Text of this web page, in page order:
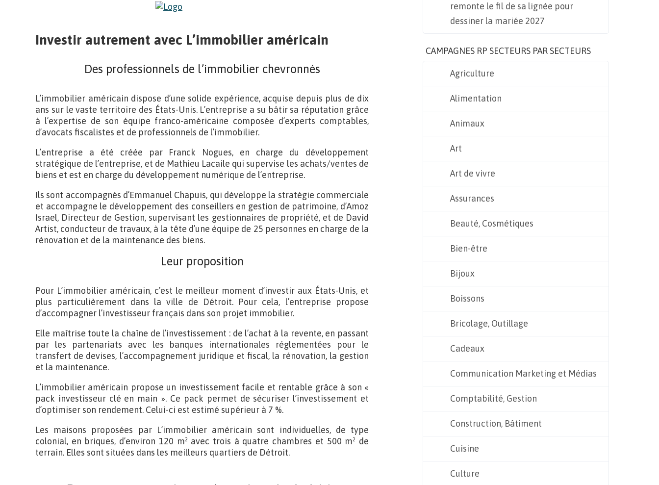
Investir autrement avec L’immobilier américain
Des professionnels de l’immobilier chevronnés
L’immobilier américain dispose d’une solide expérience, acquise depuis plus de dix
ans sur le vaste territoire des États-Unis. L’entreprise a su bâtir sa réputation grâce
à l’expertise de son équipe franco-américaine composée d’experts comptables,
d’avocats fiscalistes et de professionnels de l’immobilier.
L’entreprise a été créée par Franck Nogues, en charge du développement
stratégique de l’entreprise, et de Mathieu Lacaile qui supervise les achats/ventes de
biens et est en charge du développement numérique de l’entreprise.
Ils sont accompagnés d’Emmanuel Chapuis, qui développe la stratégie commerciale
et accompagne le développement des conseillers en gestion de patrimoine, d’Amoz
Israel, Directeur de Gestion, supervisant les gestionnaires de propriété, et de David
Artist, conducteur de travaux, à la tête d’une équipe de 25 personnes en charge de la
rénovation et de la maintenance des biens.
Leur proposition
Pour L’immobilier américain, c’est le meilleur moment d’investir aux États-Unis, et
plus particulièrement dans la ville de Détroit. Pour cela, l’entreprise propose
d’accompagner l’investisseur français dans son projet immobilier.
Elle maîtrise toute la chaîne de l’investissement : de l’achat à la revente, en passant
par les partenariats avec les banques internationales réglementées pour le
transfert de devises, l’accompagnement juridique et fiscal, la rénovation, la gestion
et la maintenance.
L’immobilier américain propose un investissement facile et rentable grâce à son «
pack investisseur clé en main ». Ce pack permet de sécuriser l’investissement et
d’optimiser son rendement. Celui-ci est estimé supérieur à 7 %.
Les maisons proposées par L’immobilier américain sont individuelles, de type
colonial, en briques, d’environ 120 m² avec trois à quatre chambres et 500 m² de
terrain. Elles sont situées dans les meilleurs quartiers de Détroit.
remonte le fil de sa lignée pour
dessiner la mariée 2027
CAMPAGNES RP SECTEURS PAR SECTEURS
Agriculture
Alimentation
Animaux
Art
Art de vivre
Assurances
Beauté, Cosmétiques
Bien-être
Bijoux
Boissons
Bricolage, Outillage
Cadeaux
Communication Marketing et Médias
Comptabilité, Gestion
Construction, Bâtiment
Cuisine
Culture